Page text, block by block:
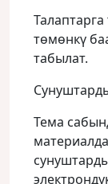
төмөнкү
табылат.
Тема